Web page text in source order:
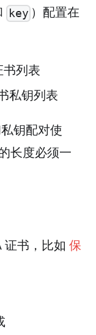
key）配置在
书列表
私钥列表
钥配对使
长度必须一
证书，比如 保